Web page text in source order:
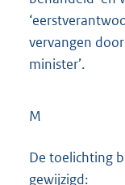
vervangen
minister’.
M
De toelichting
gewijzigd: